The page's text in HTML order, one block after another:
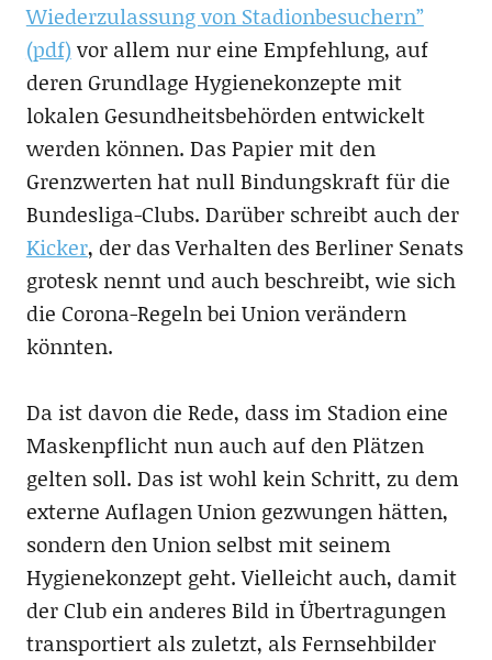
Wiederzulassung von Stadionbesuchern”
(pdf) vor allem nur eine Empfehlung, auf
deren Grundlage Hygienekonzepte mit
lokalen Gesundheitsbehörden entwickelt
werden können. Das Papier mit den
Grenzwerten hat null Bindungskraft für die
Bundesliga-Clubs. Darüber schreibt auch der
Kicker, der das Verhalten des Berliner Senats
grotesk nennt und auch beschreibt, wie sich
die Corona-Regeln bei Union verändern
könnten.
Da ist davon die Rede, dass im Stadion eine
Maskenpflicht nun auch auf den Plätzen
gelten soll. Das ist wohl kein Schritt, zu dem
externe Auflagen Union gezwungen hätten,
sondern den Union selbst mit seinem
Hygienekonzept geht. Vielleicht auch, damit
der Club ein anderes Bild in Übertragungen
transportiert als zuletzt, als Fernsehbilder